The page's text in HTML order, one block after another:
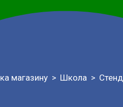
магазину Школа